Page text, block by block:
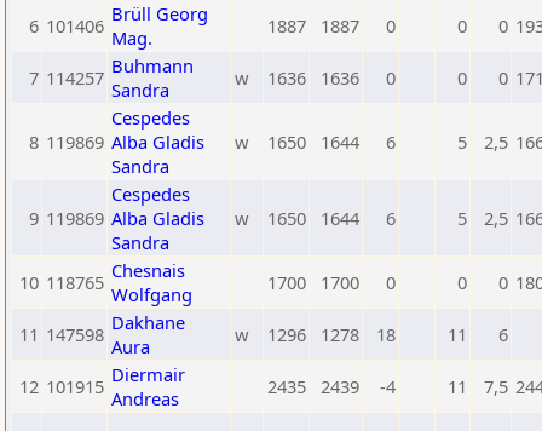
6 101406 Brüll Georg
Mag.
1887 1887 0 0 0
7 114257 Buhmann
Sandra
w 1636 1636 0 0 0
8 119869
Cespedes
Alba Gladis
Sandra
w 1650 1644 6 5 2,5
9 119869
Cespedes
Alba Gladis
Sandra
w 1650 1644 6 5 2,5
10 118765 Chesnais
Wolfgang
1700 1700 0 0 0
11 147598 Dakhane
Aura
w 1296 1278 18 11 6
12 101915 Diermair
Andreas
2435 2439 -4 11 7,5